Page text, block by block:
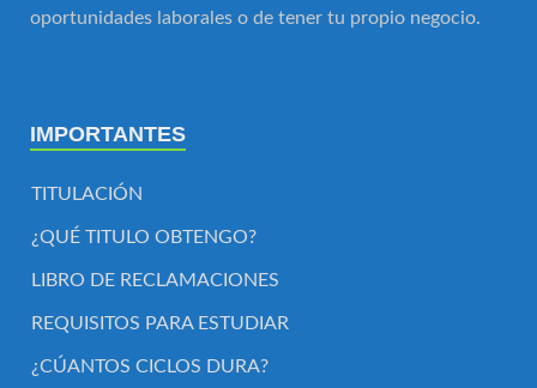
oportunidades laborales o de tener tu propio negocio.
IMPORTANTES
TITULACIÓN
¿QUÉ TITULO OBTENGO?
LIBRO DE RECLAMACIONES
REQUISITOS PARA ESTUDIAR
¿CÚANTOS CICLOS DURA?